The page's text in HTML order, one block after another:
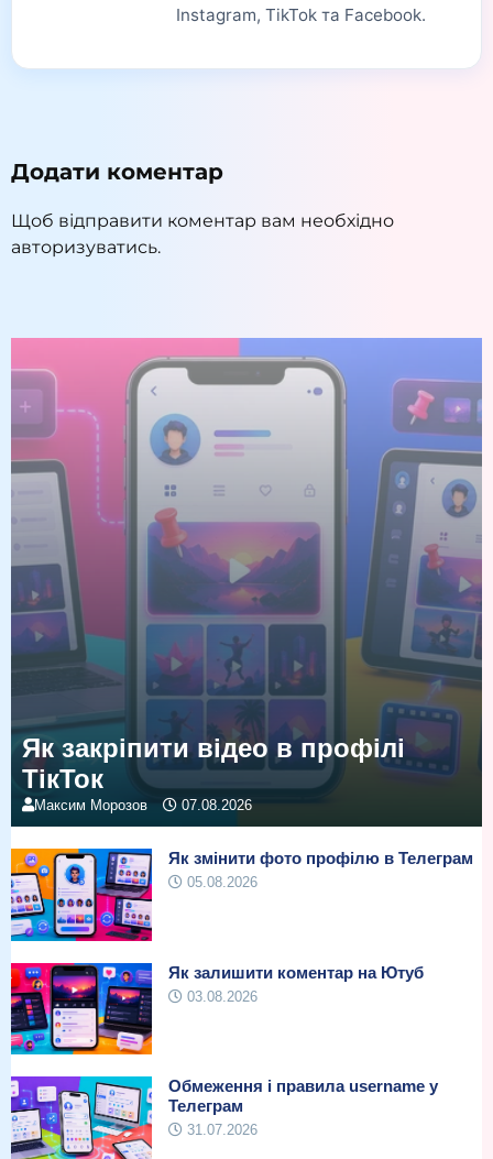
Instagram, TikTok та Facebook.
Додати коментар
Щоб відправити коментар вам необхідно
авторизуватись.
Як закріпити відео в профілі
ТікТок
Максим Морозов 07.08.2026
Як змінити фото профілю в Телеграм
05.08.2026
Як залишити коментар на Ютуб
03.08.2026
Обмеження і правила username у
Телеграм
31.07.2026